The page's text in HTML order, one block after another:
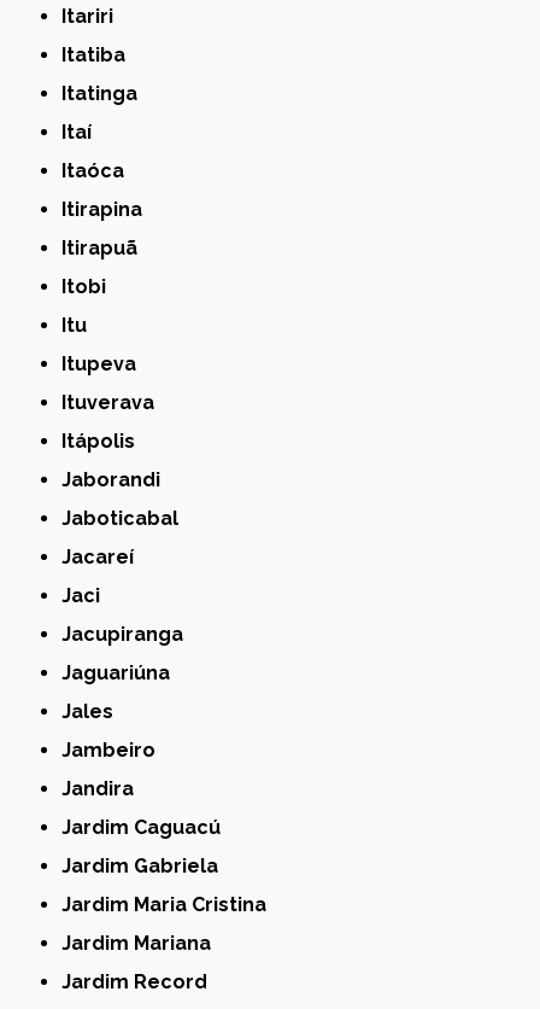
Itariri
Itatiba
Itatinga
Itaí
Itaóca
Itirapina
Itirapuã
Itobi
Itu
Itupeva
Ituverava
Itápolis
Jaborandi
Jaboticabal
Jacareí
Jaci
Jacupiranga
Jaguariúna
Jales
Jambeiro
Jandira
Jardim Caguacú
Jardim Gabriela
Jardim Maria Cristina
Jardim Mariana
Jardim Record